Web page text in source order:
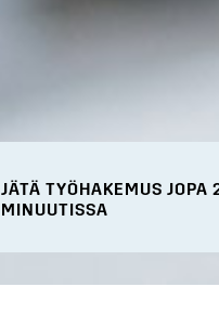
JÄTÄ TYÖHAKEMUS JOPA
MINUUTISSA